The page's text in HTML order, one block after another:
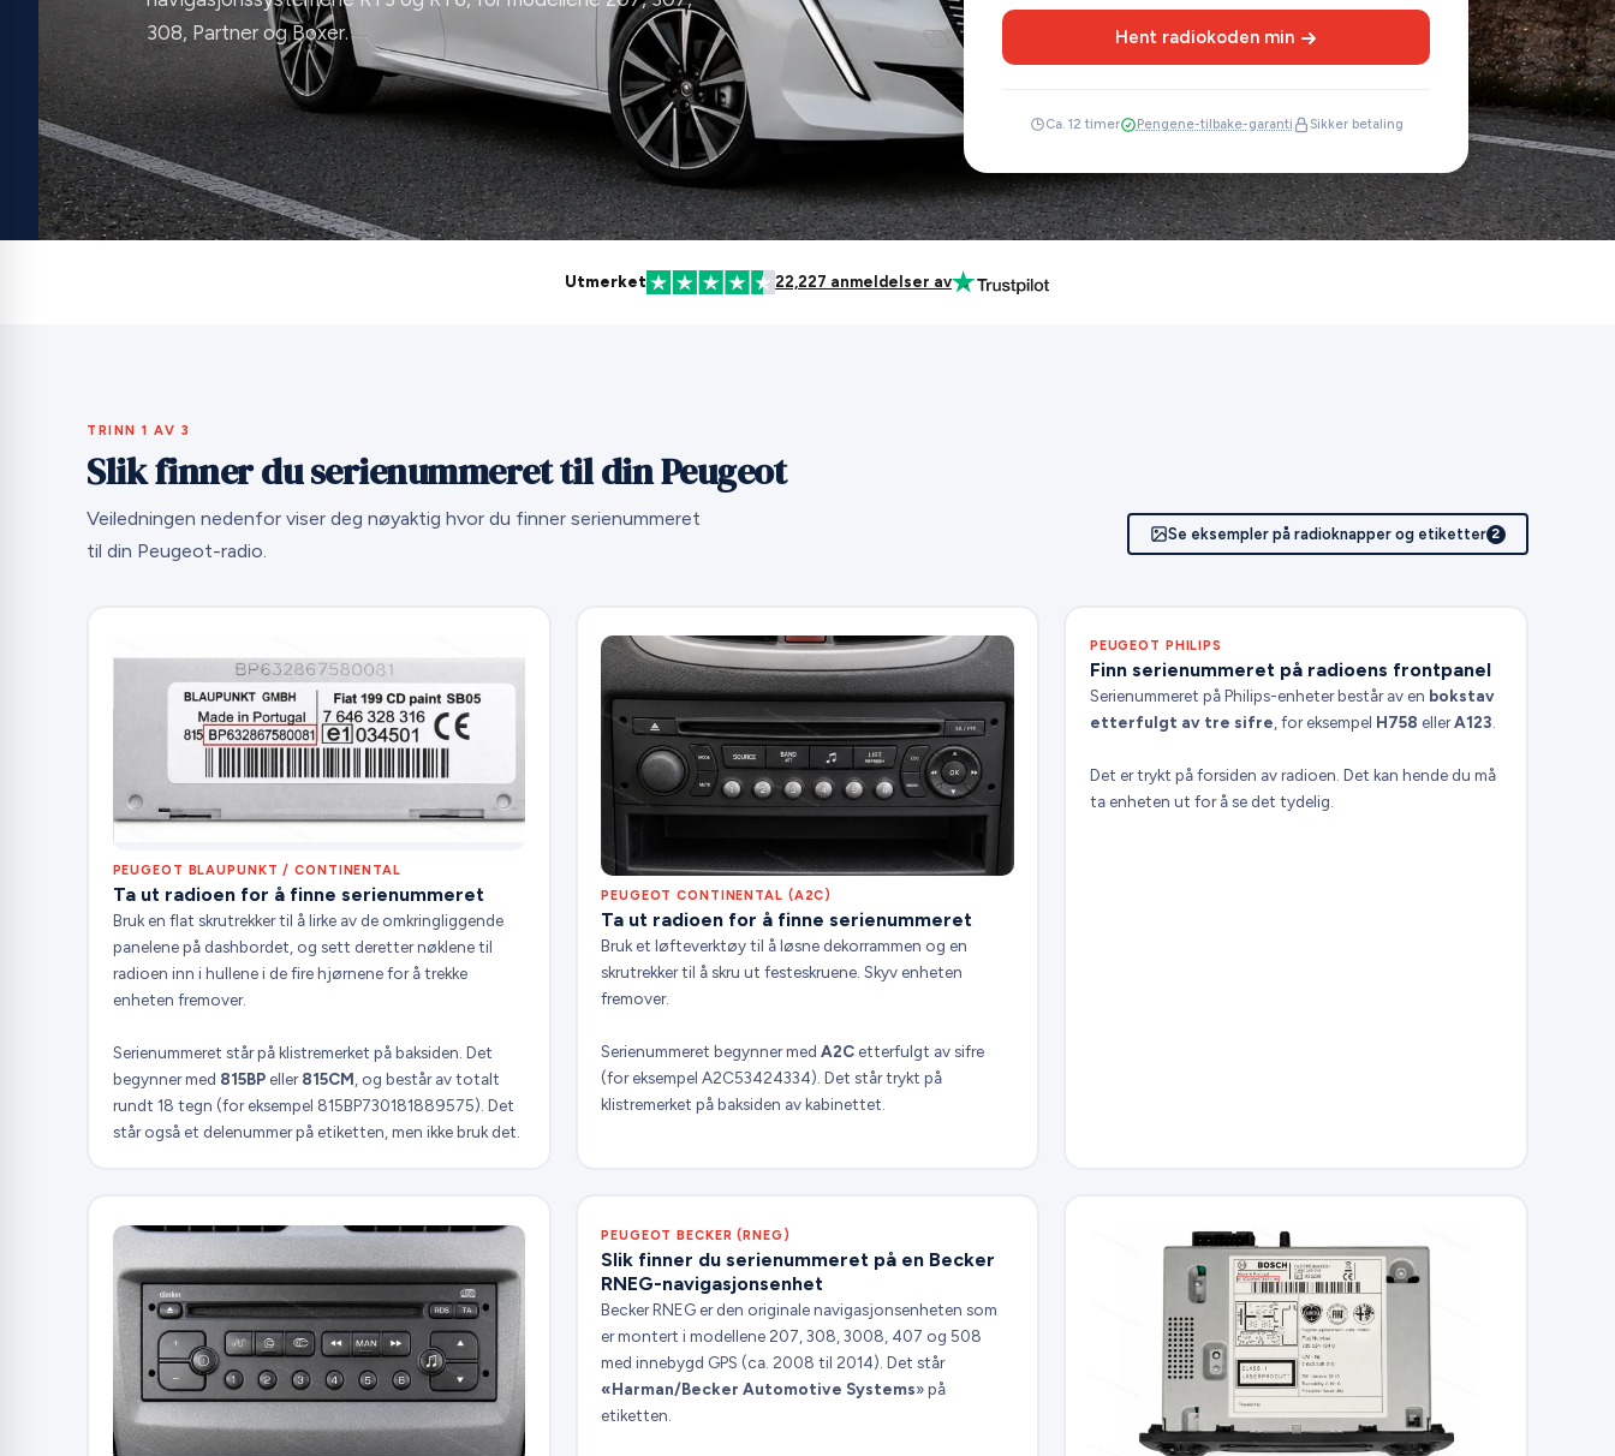
308, Partner og Boxer.
Hent radiokoden min
Ca. 12 timer Pengene-tilbake-garanti Sikker betaling
Utmerket 22,227 anmeldelser av
TRINN 1 AV 3
Slik finner du serienummeret til din Peugeot
Veiledningen nedenfor viser deg nøyaktig hvor du finner serienummeret
til din Peugeot-radio.
Se eksempler på radioknapper og etiketter 2
PEUGEOT BLAUPUNKT / CONTINENTAL
Ta ut radioen for å finne serienummeret
Bruk en flat skrutrekker til å lirke av de omkringliggende
panelene på dashbordet, og sett deretter nøklene til
radioen inn i hullene i de fire hjørnene for å trekke
enheten fremover.
Serienummeret står på klistremerket på baksiden. Det
begynner med 815BPeller815CM , og består av totalt
rundt 18 tegn (for eksempel 815BP730181889575). Det
står også et delenummer på etiketten, men ikke bruk det.
PEUGEOT CONTINENTAL (A2C)
Ta ut radioen for å finne serienummeret
Bruk et løfteverktøy til å løsne dekorrammen og en
skrutrekker til å skru ut festeskruene. Skyv enheten
fremover.
Serienummeret begynner medA2C etterfulgt av sifre
(for eksempel A2C53424334). Det står trykt på
klistremerket på baksiden av kabinettet.
PEUGEOT PHILIPS
Finn serienummeret på radioens frontpanel
Serienummeret på Philips-enheter består av en bokstav
etterfulgt av tre sifre , for eksempel H758 ellerA123
Det er trykt på forsiden av radioen. Det kan hende du må
ta enheten ut for å se det tydelig.
PEUGEOT BECKER (RNEG)
Slik finner du serienummeret på en Becker
RNEG-navigasjonsenhet
Becker RNEG er den originale navigasjonsenheten som
er montert i modellene 207, 308, 3008, 407 og 508
med innebygd GPS (ca. 2008 til 2014). Det står
«Harman/Becker Automotive Systems» på
etiketten.